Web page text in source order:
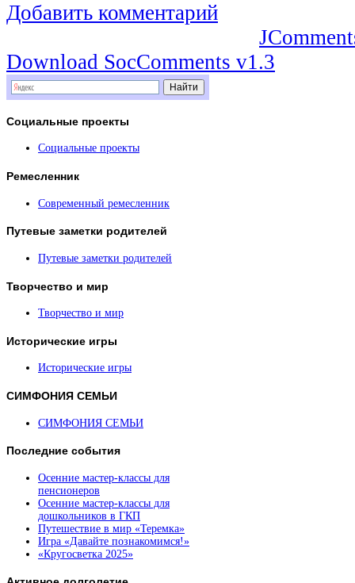
Добавить комментарий
Download SocComments v1.3
Социальные проекты
Социальные проекты
Ремесленник
Современный ремесленник
Путевые заметки родителей
Путевые заметки родителей
Творчество и мир
Творчество и мир
Исторические игры
Исторические игры
СИМФОНИЯ СЕМЬИ
СИМФОНИЯ СЕМЬИ
Последние события
Осенние мастер-классы для
пенсионеров
Осенние мастер-классы для
дошкольников в ГКП
Путешествие в мир «Теремка»
Игра «Давайте познакомимся!»
«Кругосветка 2025»